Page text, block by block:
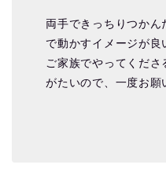
両手できっちりつかん
で動かすイメージが良
ご家族でやってくださ
がたいので、一度お願